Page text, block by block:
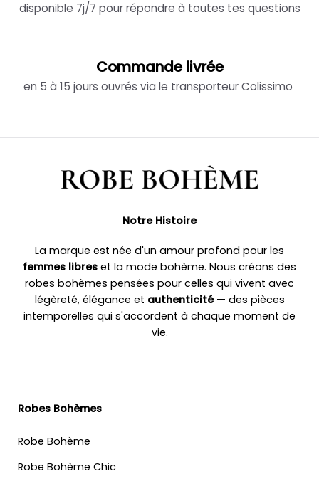
disponible 7j/7 pour répondre à toutes tes questions
Commande livrée
en 5 à 15 jours ouvrés via le transporteur Colissimo
Notre Histoire
La marque est née d'un amour profond pour les
femmes libres et la mode bohème. Nous créons des
robes bohèmes pensées pour celles qui vivent avec
légèreté, élégance et authenticité— des pièces
intemporelles qui s'accordent à chaque moment de
vie.
Robes Bohèmes
Robe Bohème
Robe Bohème Chic